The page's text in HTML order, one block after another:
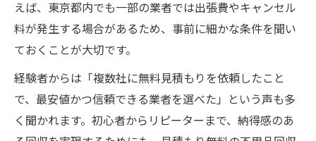
えば、東京都内でも一部の業者では出張費やキャンセル
料が発生する場合があるため、事前に細かな条件を聞い
ておくことが大切です。
経験者からは「複数社に無料見積もりを依頼したこと
で、最安値かつ信頼できる業者を選べた」という声も多
く聞かれます。初心者からリピーターまで、納得感のあ